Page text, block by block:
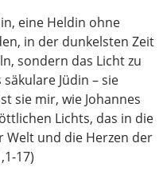
eine Heldin ohne
in der dunkelsten Zeit
sondern das Licht zu
Jüdin – sie
sie mir, wie Johannes
Lichts, das in die
Welt und die Herzen der
17)